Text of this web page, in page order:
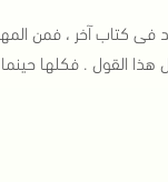
كتاب آخر ، فمن
القول . فكلها حينما